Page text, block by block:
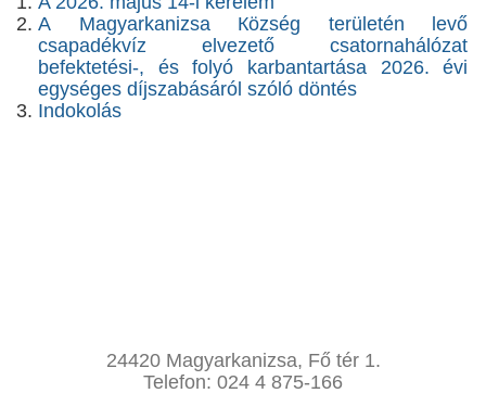
А Мagyarkanizsa Кözség területén levő
csapadékvíz elvezető csatornahálózat
befektetési-, és folyó karbantartása 2026. évi
egységes díjszabásáról szóló döntés
Indokolás
24420 Magyarkanizsa, Fő tér 1.
Telefon: 024 4 875-166